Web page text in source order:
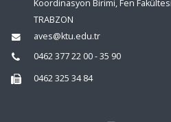
Koordinasyon Birimi, Fen
TRABZON
aves@ktu.edu.tr
0462 377 22 00 - 35 90
0462 325 34 84